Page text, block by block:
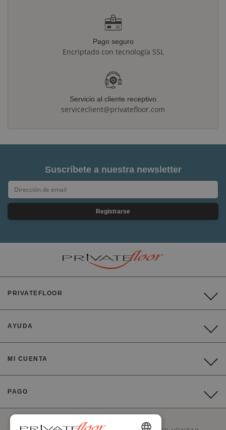
Pago seguro
Encriptado con tecnología SSL
Servicio al cliente receptivo
serviceclient@privatefloor.com
Suscríbete a nuestra newsletter
Registrarse
PRIVATEFLOOR
AYUDA
MI CUENTA
PAGO